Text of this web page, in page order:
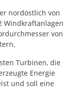
nordöstlich von
Windkraftanlagen
von
Turbinen, die
Energie
und soll eine